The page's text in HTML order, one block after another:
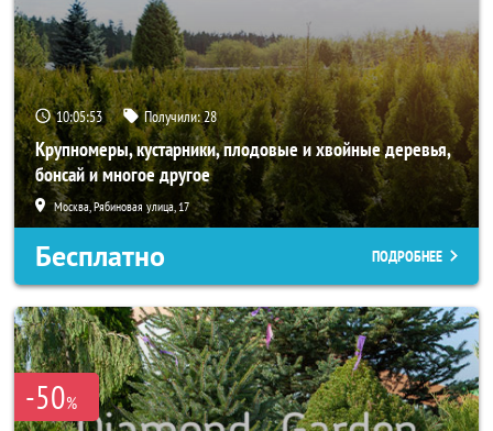
10:05:52 Получили:28
Крупномеры, кустарники, плодовые и хвойные деревья,
бонсай и многое другое
Москва, Рябиновая улица, 17
Бесплатно ПОДРОБНЕЕ
-50%